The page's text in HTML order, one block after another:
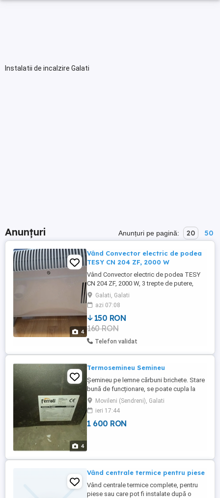
Instalatii de incalzire Galati
Anunțuri Anunțuri pe pagină: 20 50
4
Vând Convector electric de podea
TESY CN 204 ZF, 2000 W
Vând Convector electric de podea TESY
CN 204 ZF, 2000 W, 3 trepte de putere,
Termostat de siguranta, Termostat
reglabil, Protectie anti-inghet. Este în
perfectă stare de funcționare
Galati, Galati
azi 07:08
150 RON
160 RON
Telefon validat
4
Termosemineu Semineu
Șemineu pe lemne cărbuni brichete. Stare
bună de funcționare, se poate cupla la
caloriferele din casă. Vas de expansiune
20L.
Movileni (Sendreni), Galati
ieri 17:44
1 600 RON
Vând centrale termice pentru piese
Vând centrale termice complete, pentru
piese sau care pot fi instalate după o